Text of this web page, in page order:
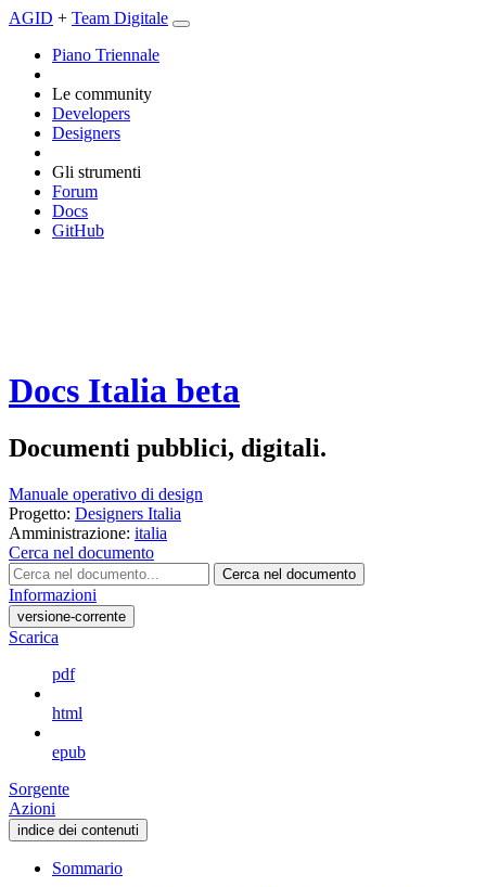
AGID + Team Digitale
Piano Triennale
Le community
Developers
Designers
Gli strumenti
Forum
Docs
GitHub
Docs Italia beta
Documenti pubblici, digitali.
Manuale operativo di design
Progetto: Designers Italia
Amministrazione: italia
Cerca nel documento
Cerca nel documento
Informazioni
versione-corrente
Scarica
pdf
html
epub
Sorgente
Azioni
indice dei contenuti
Sommario